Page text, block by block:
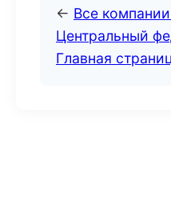
← Все
Центральный
Главная